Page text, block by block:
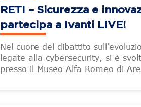
RETI – Sicurezza e
partecipa a Ivanti LIVE!
Nel cuore del dibattito
legate alla cybersecurity, si è
presso il Museo Alfa Romeo di